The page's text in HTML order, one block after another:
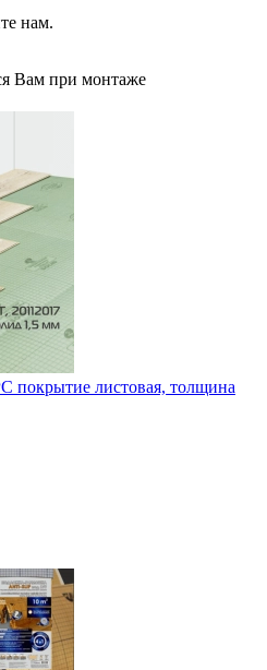
нам.
Вам при монтаже
покрытие листовая, толщина